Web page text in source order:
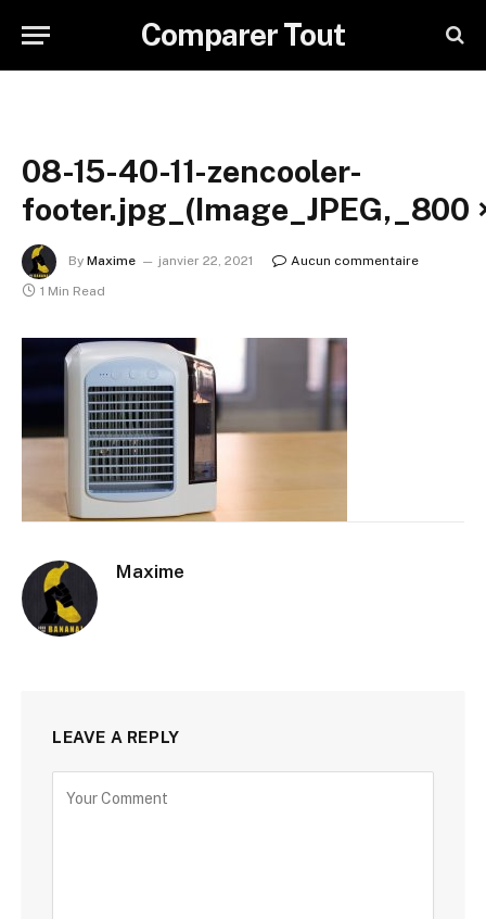
Comparer Tout
08-15-40-11-zencooler-
footer.jpg_(Image_JPEG,_800
By Maxime janvier 22, 2021
Aucun commentaire
1 Min Read
Maxime
LEAVE A REPLY